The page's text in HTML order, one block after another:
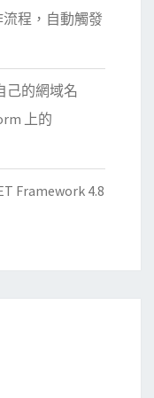
程，自動觸發
己的網域名
上的
Framework 4.8